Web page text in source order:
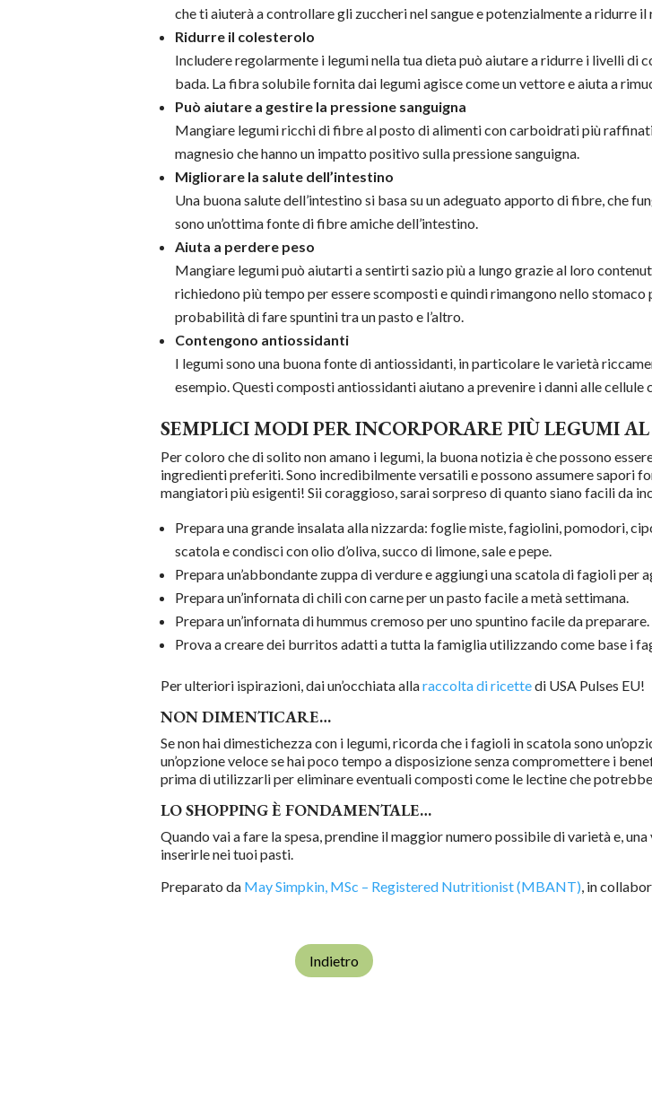
che ti aiuterà a controllare gli zuccheri nel sangue e potenzialmente a ridurre
Ridurre il colesterolo
Includere regolarmente i legumi nella tua dieta può aiutare a ridurre i livelli di
bada. La fibra solubile fornita dai legumi agisce come un vettore e aiuta a
Può aiutare a gestire la pressione sanguigna
Mangiare legumi ricchi di fibre al posto di alimenti con carboidrati più
magnesio che hanno un impatto positivo sulla pressione sanguigna.
Migliorare la salute dell’intestino
Una buona salute dell’intestino si basa su un adeguato apporto di fibre, che
sono un’ottima fonte di fibre amiche dell’intestino.
Aiuta a perdere peso
Mangiare legumi può aiutarti a sentirti sazio più a lungo grazie al loro
richiedono più tempo per essere scomposti e quindi rimangono nello
probabilità di fare spuntini tra un pasto e l’altro.
Contengono antiossidanti
I legumi sono una buona fonte di antiossidanti, in particolare le varietà
esempio. Questi composti antiossidanti aiutano a prevenire i danni alle
SEMPLICI MODI PER INCORPORARE PIÙ LEGUMI
Per coloro che di solito non amano i legumi, la buona notizia è che possono
ingredienti preferiti. Sono incredibilmente versatili e possono assumere sapori
mangiatori più esigenti! Sii coraggioso, sarai sorpreso di quanto siano facili da
Prepara una grande insalata alla nizzarda: foglie miste, fagiolini, pomodori,
scatola e condisci con olio d’oliva, succo di limone, sale e pepe.
Prepara un’abbondante zuppa di verdure e aggiungi una scatola di fagioli per
Prepara un’infornata di chili con carne per un pasto facile a metà settimana.
Prepara un’infornata di hummus cremoso per uno spuntino facile da preparare.
Prova a creare dei burritos adatti a tutta la famiglia utilizzando come base i
Per ulteriori ispirazioni, dai un’occhiata allaraccolta di ricettedi USA Pulses EU!
NON DIMENTICARE…
Se non hai dimestichezza con i legumi, ricorda che i fagioli in scatola sono
un’opzione veloce se hai poco tempo a disposizione senza compromettere i
prima di utilizzarli per eliminare eventuali composti come le lectine che
LO SHOPPING È FONDAMENTALE…
Quando vai a fare la spesa, prendine il maggior numero possibile di varietà e,
inserirle nei tuoi pasti.
Preparato da May Simpkin, MSc – Registered Nutritionist (MBANT), in
Indietro